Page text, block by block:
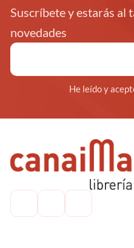
Suscríbete y estarás al
novedades
He leído y